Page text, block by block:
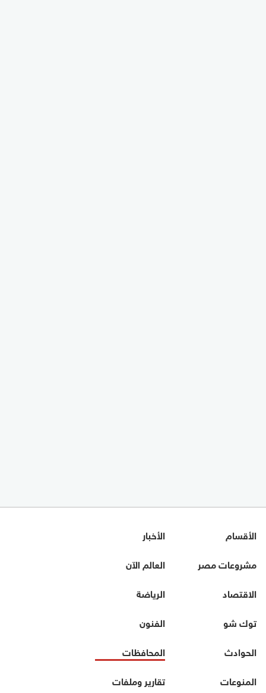
الأقسام
الأخبار
مشروعات مصر
العالم الآن
الاقتصاد
الرياضة
توك شو
الفنون
الحوادث
المحافظات
المنوعات
تقارير وملفات